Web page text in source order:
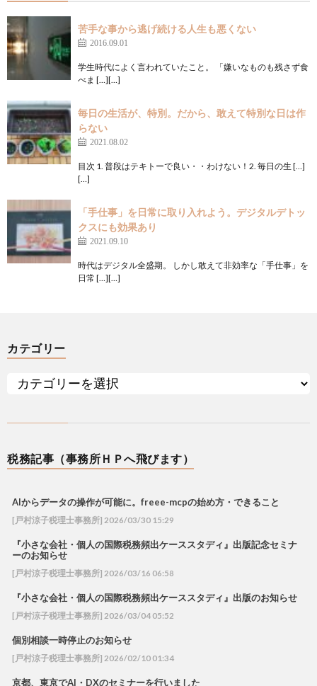
苦手な事から逃げ続ける人生も悪くない
2016.09.01
学生時代によく言われていたこと。 「嫌いなものも残さず食
べま […][…]
毎日の生活が、特別。だから、敢えて特別な日は作
らない
2021.08.02
目次 1. 普段はテキトーで良い・・わけない！2. 毎日の生 […]
[…]
「手仕事」を日常に取り入れよう。デジタルデトッ
クスにも効果あり
2021.09.10
時代はデジタル全盛期。 しかし敢えて非効率な「手仕事」を
日常 […][…]
カテゴリー
税務記事（事務所ＨＰへ飛びます）
AIからデータの操作が可能に。freee-mcpの始め方・できること
[戸村涼子税理士事務所] 2026/03/30 15:29
『小さな会社・個人の国際税務頻出ケーススタディ』出版記念セミナ
ーのお知らせ
[戸村涼子税理士事務所] 2026/03/16 06:58
『小さな会社・個人の国際税務頻出ケーススタディ』出版のお知らせ
[戸村涼子税理士事務所] 2026/03/04 05:52
個別相談一時停止のお知らせ
[戸村涼子税理士事務所] 2026/02/10 01:34
京都、東京でAI・DXのセミナーを行いました